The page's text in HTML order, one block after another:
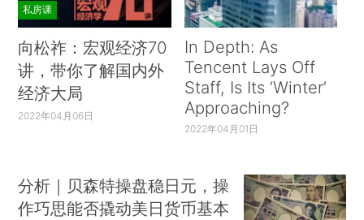
私房课
向松祚：宏观经济70
讲，带你了解国内外
经济大局
2022年04月06日
In Depth: As
Tencent Lays Off
Staff, Is Its ‘Winter’
Approaching?
2022年04月01日
分析｜贝森特操盘稳日元，操
作巧思能否撬动美日货币基本